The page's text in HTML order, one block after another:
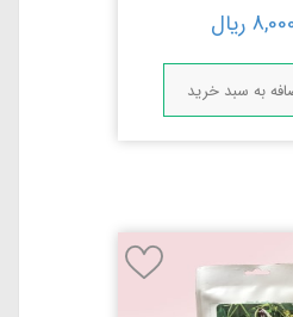
ریال
به سبد خرید